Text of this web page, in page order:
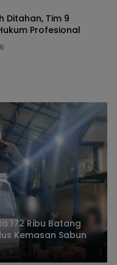
Ditahan, Tim 9
Profesional
172 Ribu Batang
Kemasan Sabun